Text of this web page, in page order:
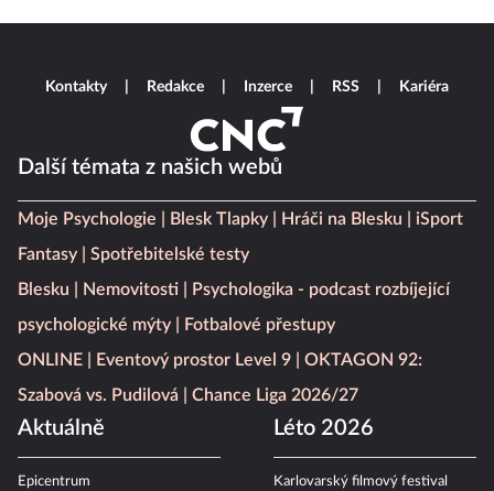
Další témata z našich webů
Moje Psychologie Blesk Tlapky Hráči na Blesku
iSport
Fantasy
Spotřebitelské testy
Blesku
Nemovitosti
Psychologika - podcast rozbíjející
psychologické mýty
Fotbalové přestupy
ONLINE
Eventový prostor Level 9
OKTAGON 92:
Szabová vs. Pudilová
Chance Liga 2026/27
Aktuálně
Epicentrum
Léto 2026
Karlovarský filmový festival
Kontakty Redakce Inzerce RSS Kariéra